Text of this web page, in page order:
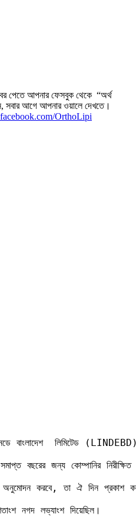
পেতে আপনার ফেসবুক থেকে “অর্থ
সবার আগে আপনার ওয়ালে দেখতে।
OrthoLipi
বাংলাদেশ  লিমিটেড
বছরের জন্য কোম্পানির
অনুমোদন করবে, তা ঐ দিন প্রকাশ
নগদ লভ্যাংশ দিয়েছিল।